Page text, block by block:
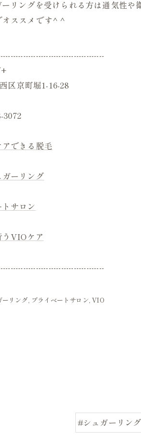
リングを受けられる方は通気性
オススメです^ ^
区京町堀1-16-28
3072
できる脱毛
ーリング
サロン
うVIOケア
ーリング プライベートサロン VIO
#シュガーリング